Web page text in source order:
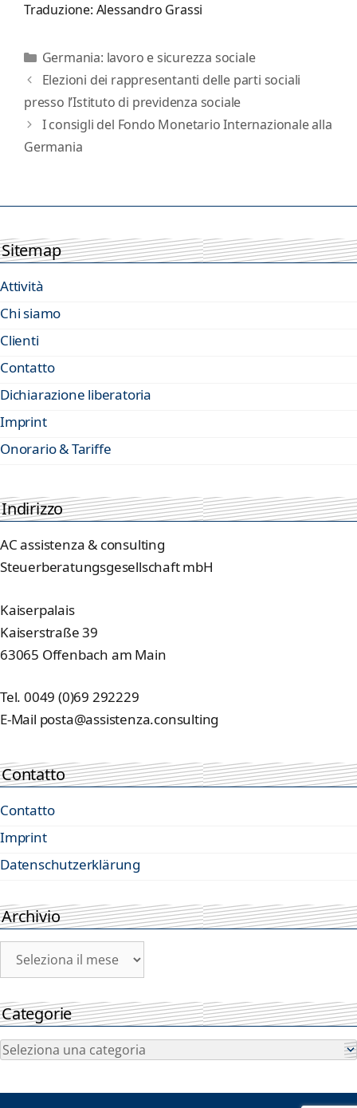
Traduzione: Alessandro Grassi
Categorie
Germania: lavoro e sicurezza sociale
Elezioni dei rappresentanti delle parti sociali
presso l’Istituto di previdenza sociale
I consigli del Fondo Monetario Internazionale alla
Germania
Sitemap
Attività
Chi siamo
Clienti
Contatto
Dichiarazione liberatoria
Imprint
Onorario & Tariffe
Indirizzo
AC assistenza & consulting
Steuerberatungsgesellschaft mbH
Kaiserpalais
Kaiserstraße 39
63065 Offenbach am Main
Tel. 0049 (0)69 292229
E-Mail posta@assistenza.consulting
Contatto
Contatto
Imprint
Datenschutzerklärung
Archivio
Archivio
Categorie
Categorie